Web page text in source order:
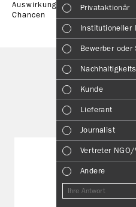
Auswirkungen, Risiken und
Chancen
Privataktionär
Institutioneller
Bewerber oder
Kunde
Lieferant
Journalist
Vertreter
Andere
Andere